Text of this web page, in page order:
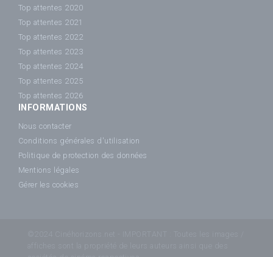
Top attentes 2020
Top attentes 2021
Top attentes 2022
Top attentes 2023
Top attentes 2024
Top attentes 2025
Top attentes 2026
INFORMATIONS
Nous contacter
Conditions générales d'utilisation
Politique de protection des données
Mentions légales
Gérer les cookies